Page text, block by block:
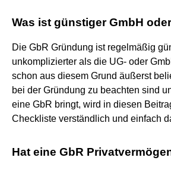
Was ist günstiger GmbH
Die GbR Gründung ist regelmäßig
unkomplizierter als die UG- oder
schon aus diesem Grund äußerst
bei der Gründung zu beachten sind
eine GbR bringt, wird in diesen
Checkliste verständlich und einfach
Hat eine GbR